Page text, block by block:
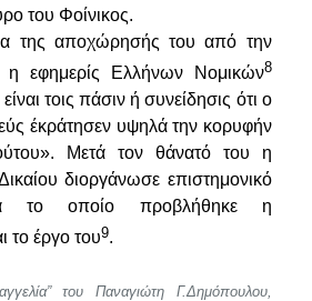
του Φοίνικος.
της αποχώρησής του από την
η εφημερίς Ελλήνων Νομικών8
τοις πάσιν ή συνείδησις ότι ο
έκράτησεν υψηλά την κορυφήν
Μετά τον θάνατό του η
διοργάνωσε επιστημονικό
το οποίο προβλήθηκε η
το έργο του9.
του Παναγιώτη Γ.Δημόπουλου,